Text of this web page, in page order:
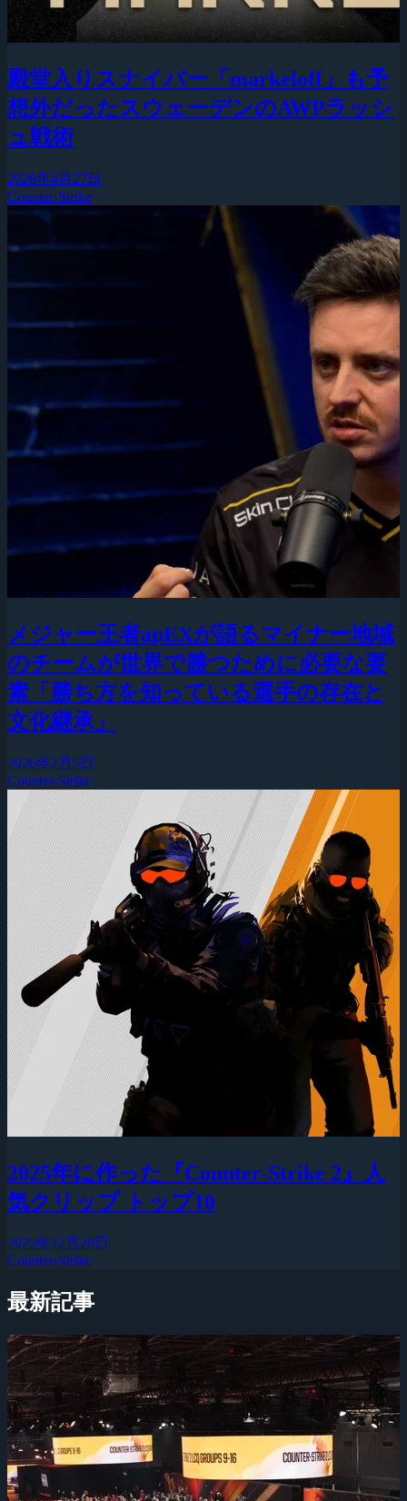
殿堂入りスナイパー「markeloff」も予
想外だったスウェーデンのAWPラッシ
ュ戦術
2026年4月27日
Counter-Strike
メジャー王者apEXが語るマイナー地域
のチームが世界で勝つために必要な要
素「勝ち方を知っている選手の存在と
文化継承」
2026年2月5日
Counter-Strike
2025年に作った『Counter-Strike 2』人
気クリップ トップ10
2025年12月28日
Counter-Strike
最新記事